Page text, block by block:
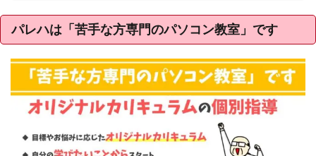
パレハは「苦手な方専門のパソコン教室」です